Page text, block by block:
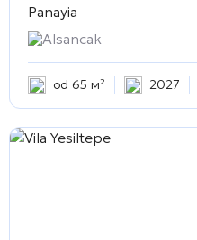
Panayia
Alsancak
od 65 м² 2027